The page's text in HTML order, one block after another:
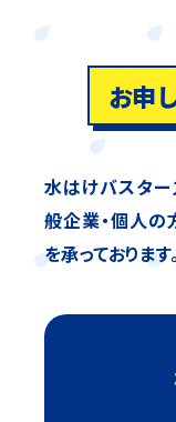
お申
水はけバスター
般企業・個人の
を承っております。